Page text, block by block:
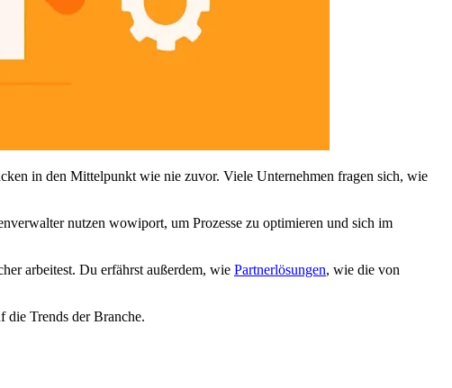
in den Mittelpunkt wie nie zuvor. Viele Unternehmen fragen sich, wie
nutzen wowiport, um Prozesse zu optimieren und sich im
arbeitest. Du erfährst außerdem, wie Partnerlösungen, wie die von
die Trends der Branche.